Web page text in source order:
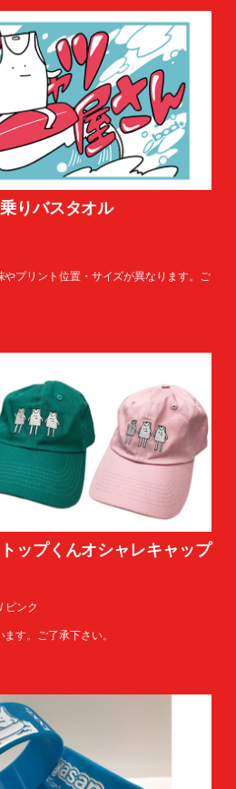
りバスタオル
プリント位置・サイズが異なります。ご
ップくんオシャレキャップ
ピンク
す。ご了承下さい。